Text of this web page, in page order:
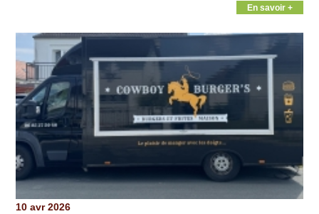
En savoir +
10 avr 2026